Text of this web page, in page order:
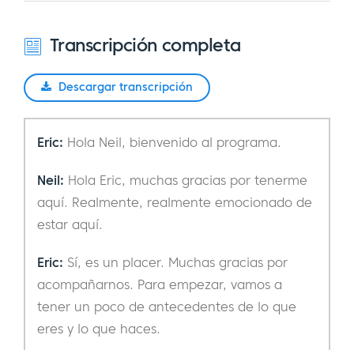
Transcripción completa
Descargar transcripción
Eric: Hola Neil, bienvenido al programa.
Neil: Hola Eric, muchas gracias por tenerme
aquí. Realmente, realmente emocionado de
estar aquí.
Eric: Sí, es un placer. Muchas gracias por
acompañarnos. Para empezar, vamos a
tener un poco de antecedentes de lo que
eres y lo que haces.